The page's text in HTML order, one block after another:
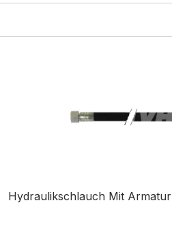
Hydraulikschlauch Mit Armatur